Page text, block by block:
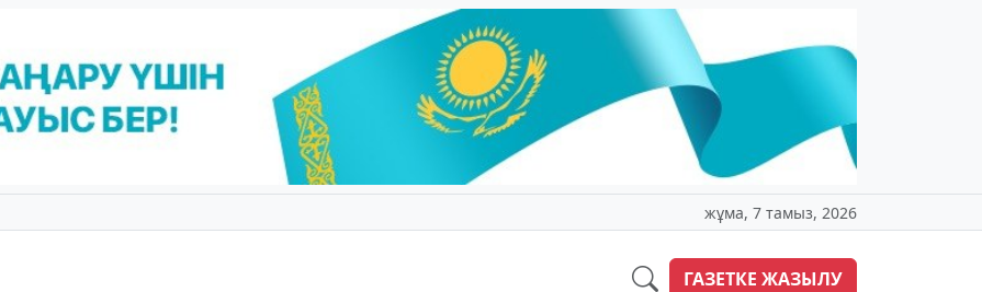
жұма, 7 тамыз, 2026
ГАЗЕТКЕ ЖАЗЫЛУ